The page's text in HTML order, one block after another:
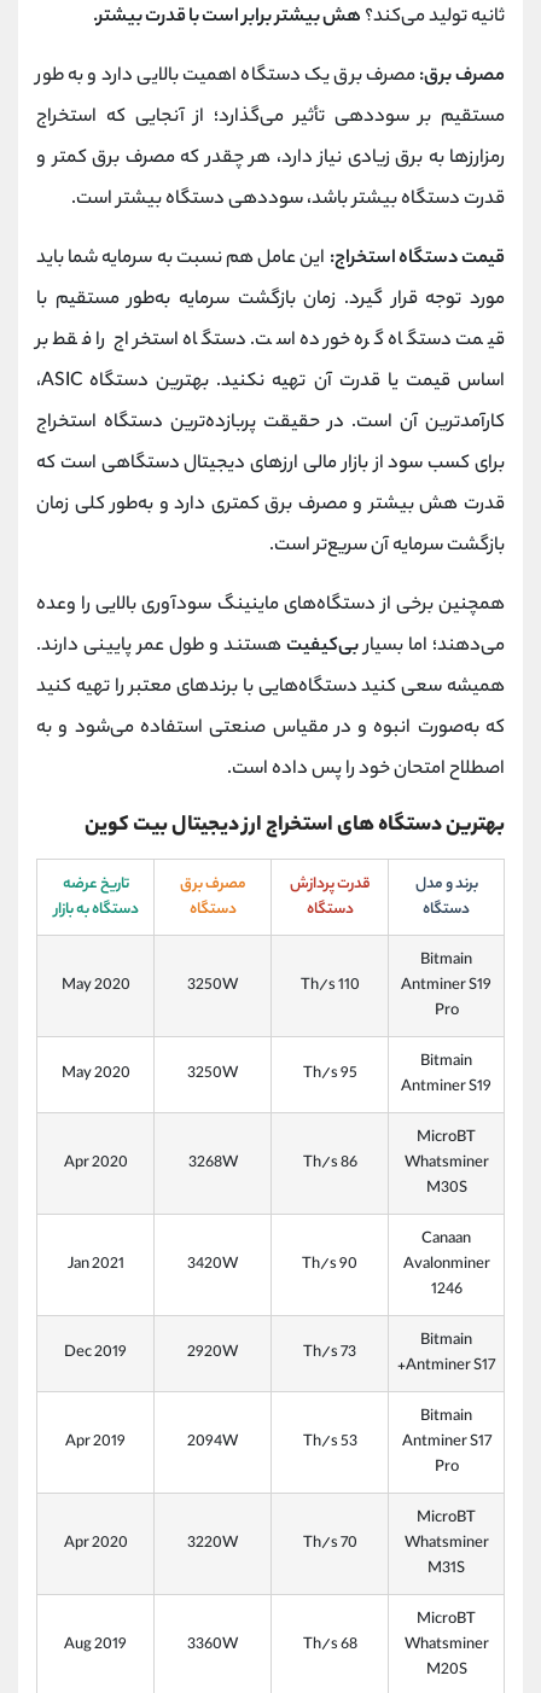
ثانیه تولید می‌کند؟ هش بیشتر برابر است با قدرت بیشتر.
مصرف برق:مصرف برق یک دستگاه اهمیت بالایی دارد و به‌ طور
مستقیم بر سوددهی تأثیر می‌گذارد؛ از آنجایی که استخراج
رمزارزها به برق زیادی نیاز دارد، هر چقدر که مصرف برق کمتر و
قدرت دستگاه بیشتر باشد، سوددهی دستگاه بیشتر است.
قیمت دستگاه استخراج: این عامل هم نسبت به سرمایه شما باید
مورد توجه قرار گیرد. زمان بازگشت سرمایه به‌طور مستقیم با
قیمت دستگاه گره خورده است. دستگاه استخراج را فقط بر
اساس قیمت یا قدرت آن تهیه نکنید. بهترین دستگاه ASIC،
کارآمدترین آن است. در حقیقت پربازده‌ترین دستگاه‌ استخراج
برای کسب سود از بازار مالی ارزهای دیجیتال دستگاهی است که
قدرت هش بیشتر و مصرف برق کمتری دارد و به‌طور کلی زمان
بازگشت سرمایه آن سریع‌تر است.
همچنین برخی از دستگاه‌های ماینینگ سودآوری بالایی را وعده
می‌دهند؛ اما بسیاربی‌کیفیتهستند و طول عمر پایینی دارند.
همیشه سعی کنید دستگاه‌هایی با برندهای معتبر را تهیه کنید
که به‌صورت انبوه و در مقیاس صنعتی استفاده می‌شود و به‌
اصطلاح امتحان خود را پس داده است.
بهترین دستگاه های استخراج ارز دیجیتال بیت کوین
برند و مدل
دستگاه
قدرت پردازش
دستگاه
مصرف برق
دستگاه
تاریخ عرضه
دستگاه به بازار
Bitmain
Antminer S19
Pro
110 Th/s
3250W
May 2020
Bitmain
Antminer S19
Th/s 95
3250W
May 2020
MicroBT
Whatsminer
M30S
Th/s 86
3268W
Apr 2020
Canaan
Avalonminer
1246
Th/s 90
3420W
Jan 2021
Bitmain
Antminer S17+
Th/s 73
2920W
Dec 2019
Bitmain
Antminer S17
Pro
Th/s 53
2094W
Apr 2019
MicroBT
Whatsminer
M31S
Th/s 70
3220W
Apr 2020
MicroBT
Whatsminer
M20S
Th/s 68
3360W
Aug 2019